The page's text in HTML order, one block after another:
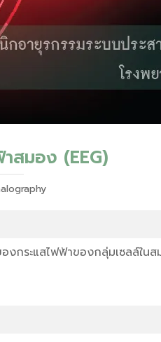
สมอง (EEG)
ระแสไฟฟ้าของกลุ่มเซลล์ใน